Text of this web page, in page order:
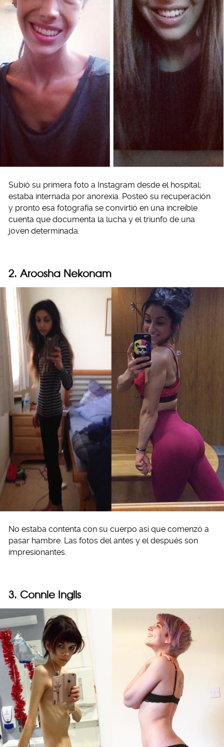
Subió su primera foto a Instagram desde el hospital;
estaba internada por anorexia. Posteó su recuperación
y pronto esa fotografía se convirtió en una increíble
cuenta que documenta la lucha y el triunfo de una
joven determinada.
2. Aroosha Nekonam
No estaba contenta con su cuerpo así que comenzó a
pasar hambre. Las fotos del antes y el después son
impresionantes.
3. Connie Inglis